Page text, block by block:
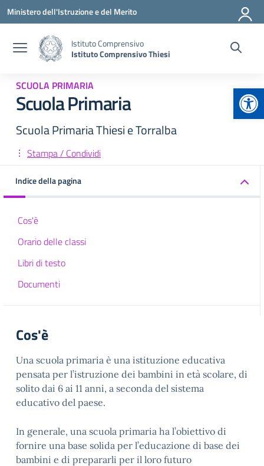
Vai ai contenuti
Vai al menu di navigazione
Vai al footer
Ministero dell'Istruzione e del Merito
Istituto Comprensivo
Istituto Comprensivo Thiesi
SCUOLA PRIMARIA
Scuola Primaria
Scuola Primaria Thiesi e Torralba
Stampa / Condividi
Indice della pagina
Cos'è
Orario delle classi
Libri di testo
Documenti
Cos'è
Una scuola primaria è una istituzione educativa
pensata per l’istruzione dei bambini in età scolare, di
solito dai 6 ai 11 anni, a seconda del sistema
educativo del paese.
In generale, una scuola primaria ha l’obiettivo di
fornire una base solida per l’educazione di base dei
bambini e di prepararli per il loro futuro